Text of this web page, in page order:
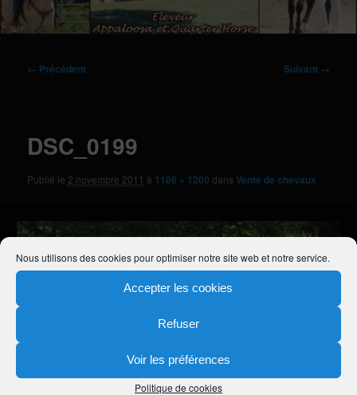
Nous utilisons des cookies pour optimiser notre site web et notre service.
Accepter les cookies
Refuser
Voir les préférences
Politique de cookies
Navigation
← Précédent Suivant →
DSC_0199
Publié le 2 novembre 2011 à 1186 × 1200 dansVente de chevaux